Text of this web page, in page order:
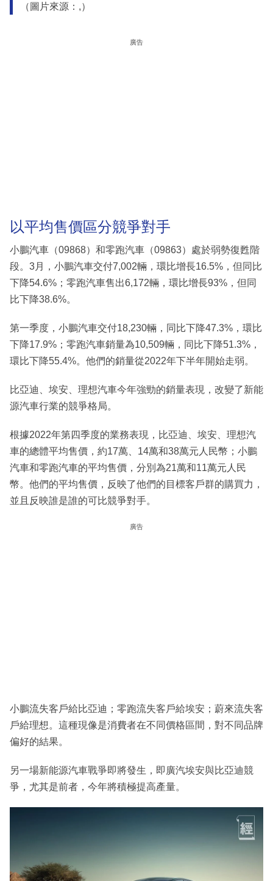
（圖片來源：,）
廣告
以平均售價區分競爭對手
小鵬汽車（09868）和零跑汽車（09863）處於弱勢復甦階
段。3月，小鵬汽車交付7,002輛，環比增長16.5%，但同比
下降54.6%；零跑汽車售出6,172輛，環比增長93%，但同
比下降38.6%。
第一季度，小鵬汽車交付18,230輛，同比下降47.3%，環比
下降17.9%；零跑汽車銷量為10,509輛，同比下降51.3%，
環比下降55.4%。他們的銷量從2022年下半年開始走弱。
比亞迪、埃安、理想汽車今年強勁的銷量表現，改變了新能
源汽車行業的競爭格局。
根據2022年第四季度的業務表現，比亞迪、埃安、理想汽
車的總體平均售價，約17萬、14萬和38萬元人民幣；小鵬
汽車和零跑汽車的平均售價，分別為21萬和11萬元人民
幣。他們的平均售價，反映了他們的目標客戶群的購買力，
並且反映誰是誰的可比競爭對手。
廣告
小鵬流失客戶給比亞迪；零跑流失客戶給埃安；蔚來流失客
戶給理想。這種現像是消費者在不同價格區間，對不同品牌
偏好的結果。
另一場新能源汽車戰爭即將發生，即廣汽埃安與比亞迪競
爭，尤其是前者，今年將積極提高產量。